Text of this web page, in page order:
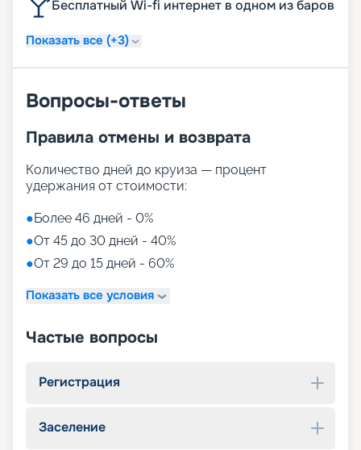
Бесплатный Wi-fi интернет в одном из баров
Показать все (+3)
Вопросы-ответы
Правила отмены и возврата
Количество дней до круиза — процент
удержания от стоимости:
●Более 46 дней - 0%
●От 45 до 30 дней - 40%
●От 29 до 15 дней - 60%
Показать все условия
Частые вопросы
Регистрация
Заселение